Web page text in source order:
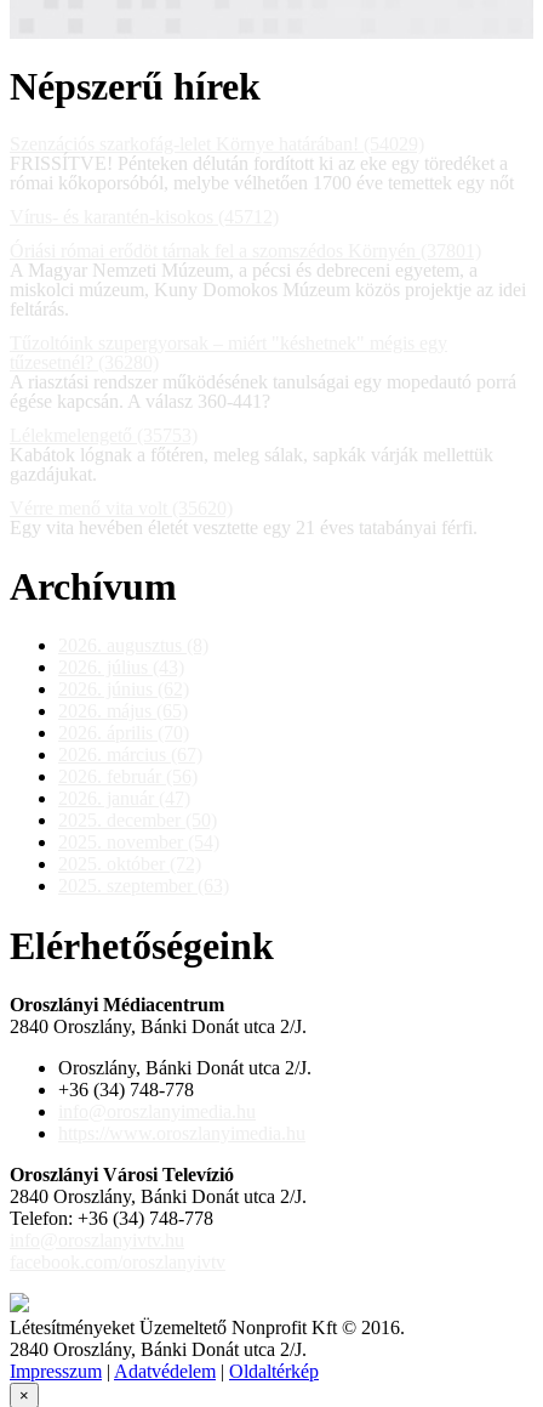
Népszerű hírek
FRISSÍTVE! Pénteken délután fordított ki az eke egy töredéket a
római kőkoporsóból, melybe vélhetően 1700 éve temettek egy nőt
A Magyar Nemzeti Múzeum, a pécsi és debreceni egyetem, a
miskolci múzeum, Kuny Domokos Múzeum közös projektje az idei
feltárás.
A riasztási rendszer működésének tanulságai egy mopedautó porrá
égése kapcsán. A válasz 360-441?
Kabátok lógnak a főtéren, meleg sálak, sapkák várják mellettük
gazdájukat.
Egy vita hevében életét vesztette egy 21 éves tatabányai férfi.
Archívum
Elérhetőségeink
Oroszlányi Médiacentrum
2840 Oroszlány, Bánki Donát utca 2/J.
Oroszlány, Bánki Donát utca 2/J.
+36 (34) 748-778
Oroszlányi Városi Televízió
2840 Oroszlány, Bánki Donát utca 2/J.
Telefon: +36 (34) 748-778
Létesítményeket Üzemeltető Nonprofit Kft © 2016.
2840 Oroszlány, Bánki Donát utca 2/J.
Impresszum | Adatvédelem | Oldaltérkép
×